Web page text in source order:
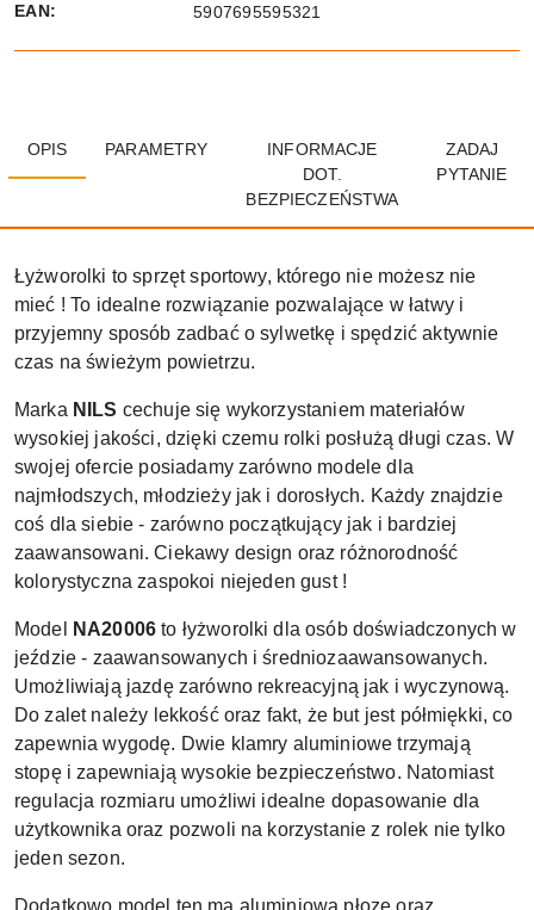
EAN: 5907695595321
OPIS PARAMETRY
INFORMACJE
DOT.
BEZPIECZEŃSTWA
ZADAJ
PYTANIE
Łyżworolki to sprzęt sportowy, którego nie możesz nie
mieć ! To idealne rozwiązanie pozwalające w łatwy i
przyjemny sposób zadbać o sylwetkę i spędzić aktywnie
czas na świeżym powietrzu.
Marka NILS cechuje się wykorzystaniem materiałów
wysokiej jakości, dzięki czemu rolki posłużą długi czas. W
swojej ofercie posiadamy zarówno modele dla
najmłodszych, młodzieży jak i dorosłych. Każdy znajdzie
coś dla siebie - zarówno początkujący jak i bardziej
zaawansowani. Ciekawy design oraz różnorodność
kolorystyczna zaspokoi niejeden gust !
Model NA20006 to łyżworolki dla osób doświadczonych w
jeździe - zaawansowanych i średniozaawansowanych.
Umożliwiają jazdę zarówno rekreacyjną jak i wyczynową.
Do zalet należy lekkość oraz fakt, że but jest półmiękki, co
zapewnia wygodę. Dwie klamry aluminiowe trzymają
stopę i zapewniają wysokie bezpieczeństwo. Natomiast
regulacja rozmiaru umożliwi idealne dopasowanie dla
użytkownika oraz pozwoli na korzystanie z rolek nie tylko
jeden sezon.
Dodatkowo model ten ma aluminiową płozę oraz